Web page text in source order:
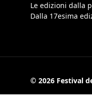
Le edizioni dalla
Dalla 17esima
© 2026 Festival